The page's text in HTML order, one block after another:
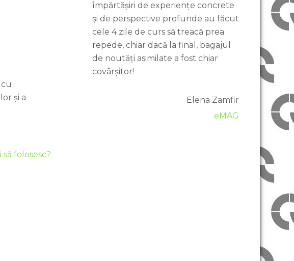
și a
folosesc?
împărtășiri de experiențe concrete
și de perspective profunde au făcut
cele 4 zile de curs să treacă prea
repede, chiar dacă la final, bagajul
de noutăți asimilate a fost chiar
covârșitor!
Elena Zamfir
eMAG